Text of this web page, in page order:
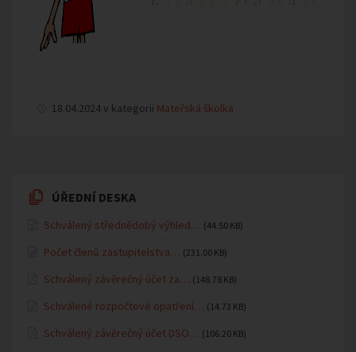
18.04.2024 v kategorii Mateřská školka
ÚŘEDNÍ DESKA
Schválený střednědobý výhled… (44.50 KB)
Počet členů zastupitelstva… (231.00 KB)
Schválený závěrečný účet za… (148.78 KB)
Schválené rozpočtové opatření… (14.73 KB)
Schválený závěrečný účet DSO… (106.20 KB)